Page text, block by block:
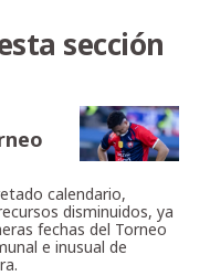
sección
calendario,
disminuidos, ya
fechas del Torneo
e inusual de